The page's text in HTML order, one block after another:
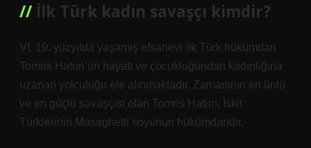
İlk Türk kadın savaşçı kimdir?
VI. 19. yüzyılda yaşamış efsanevi ilk Türk hükümdarı
Tomris Hatun’un hayatı ve çocukluğundan kadınlığına
uzanan yolculuğu ele alınmaktadır. Zamanının en ünlü
ve en güçlü savaşçısı olan Tomris Hatun, İskit
Türklerinin Masaghetti soyunun hükümdarıdır.